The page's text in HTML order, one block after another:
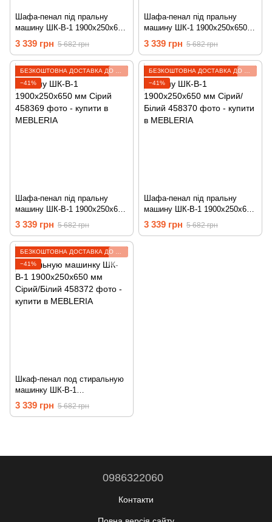
Шафа-пенал під пральну
машину ШК-В-1 1900х250х650
мм Дуб Сонома 458367
3 339 грн 5 682 грн
Шафа-пенал під пральну
машину ШК-1 1900х250х650
мм Дуб Сонома/Білий 458371
3 339 грн 5 682 грн
−41%
Шафа-пенал під пральну
машину ШК-В-1 1900х250х650
мм Сірий 458369
3 339 грн 5 682 грн
−41%
Шафа-пенал під пральну
машину ШК-В-1 1900х250х650
мм Сірий/Білий 458370
3 339 грн 5 682 грн
−41%
Шкаф-пенал под стиральную
машинку ШК-В-1
1900х250х650 мм Сірий/Білий
458372
3 339 грн 5 682 грн
0986322060
Контакти